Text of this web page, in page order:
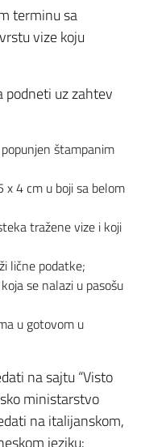
terminu sa
vize koju
podneti uz zahtev
štampanim
4 cm u boji sa belom
tražene vize i koji
lične podatke;
se nalazi u pasošu
u gotovom u
na sajtu “Visto
ministarstvo
na italijanskom,
jeziku: